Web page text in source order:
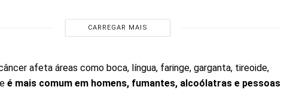
CARREGAR MAIS
afeta áreas como boca, língua, faringe, garganta, tireoide,
é mais comum em homens, fumantes, alcoólatras e pessoas